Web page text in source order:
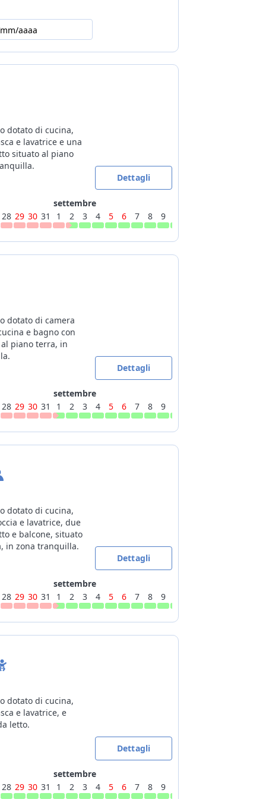
aaaa
dotato di cucina,
e lavatrice e una
situato al piano
Dettagli
28 29 30 31
settembre
1
2 3 4 5 6 7 8 9
dotato di camera
e bagno con
piano terra, in
Dettagli
28 29 30 31
settembre
1
2 3 4 5 6 7 8 9
dotato di cucina,
e lavatrice, due
e balcone, situato
in zona tranquilla.
Dettagli
28 29 30 31
settembre
1
2 3 4 5 6 7 8 9
dotato di cucina,
e lavatrice, e
letto.
Dettagli
28 29 30 31
settembre
1
2 3 4 5 6 7 8 9